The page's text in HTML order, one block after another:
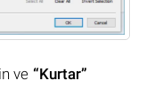
ve “Kurtar”